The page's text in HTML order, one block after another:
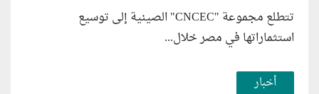
تتطلع مجموعة "CNCEC" الصينية إلى توسيع
استثماراتها في مصر خلال...
أخبار